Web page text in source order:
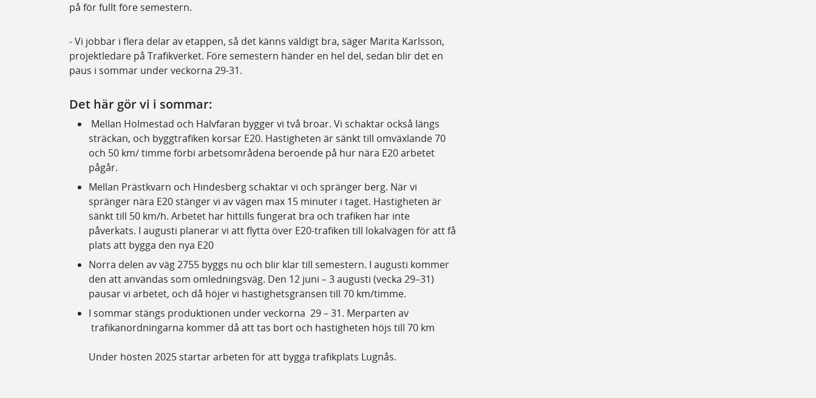
på för fullt före semestern.
- Vi jobbar i flera delar av etappen, så det känns väldigt bra, säger Marita Karlsson,
projektledare på Trafikverket. Före semestern händer en hel del, sedan blir det en
paus i sommar under veckorna 29-31.
Det här gör vi i sommar:
Mellan Holmestad och Halvfaran bygger vi två broar. Vi schaktar också längs
sträckan, och byggtrafiken korsar E20. Hastigheten är sänkt till omväxlande 70
och 50 km/ timme förbi arbetsområdena beroende på hur nära E20 arbetet
pågår.
Mellan Prästkvarn och Hindesberg schaktar vi och spränger berg. När vi
spränger nära E20 stänger vi av vägen max 15 minuter i taget. Hastigheten är
sänkt till 50 km/h. Arbetet har hittills fungerat bra och trafiken har inte
påverkats. I augusti planerar vi att flytta över E20-trafiken till lokalvägen för att få
plats att bygga den nya E20
Norra delen av väg 2755 byggs nu och blir klar till semestern. I augusti kommer
den att användas som omledningsväg. Den 12 juni – 3 augusti (vecka 29–31)
pausar vi arbetet, och då höjer vi hastighetsgränsen till 70 km/timme.
I sommar stängs produktionen under veckorna 29 – 31. Merparten av
trafikanordningarna kommer då att tas bort och hastigheten höjs till 70 km
Under hösten 2025 startar arbeten för att bygga trafikplats Lugnås.